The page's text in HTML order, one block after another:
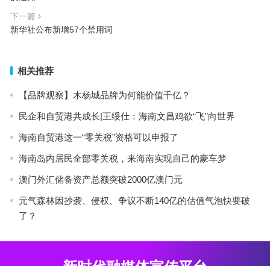
下一篇
新华社公布新增57个禁用词
相关推荐
【品牌观察】木杨城品牌为何能价值千亿？
民企和自贸港共成长|王绥仕：海南文昌鸡欲“飞”向世界
海南自贸港这一“零关税”资格可以申报了
海南岛内居民全部零关税，来海南实现自己的豪车梦
澳门外汇储备资产总额突破2000亿澳门元
元气森林因抄袭、侵权、争议不断140亿的估值气泡快要破
了？